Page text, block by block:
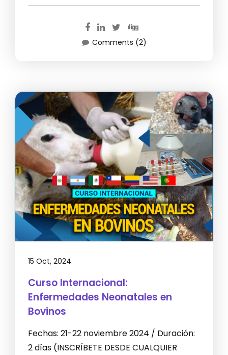
Comments (2)
15 Oct, 2024
Curso Internacional:
Enfermedades Neonatales en
Bovinos
Fechas: 21-22 noviembre 2024 / Duración:
2 días (INSCRÍBETE DESDE CUALQUIER